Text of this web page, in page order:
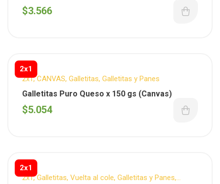
Smookies )
$3.566
2x1
2x1,CANVAS, Galletitas, Galletitas y Panes
Galletitas Puro Queso x 150 gs (Canvas)
$5.054
2x1
2x1,Galletitas, Vuelta al cole, Galletitas y Panes,